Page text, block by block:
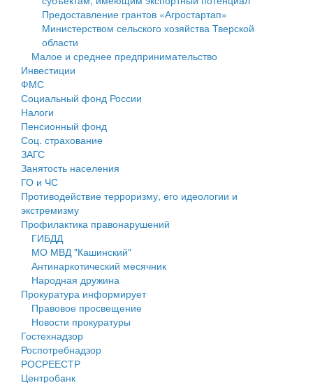
Здравоохранение
Социальная защита
Фотоальбом
Муниципальный контроль
Муниципальные услуги
Проекты административных регламентов
Антимонопольный комплаенс
Противодействие коррупции
среднего предпринимательства
Информационная поддержка субъектов малого и
среднего предпринимательства
Муниципальные программы
Контрольно-счетная палата
Персональные данные
Оценка регулирующего воздействия
Деятельность МУ
Нормативы градостроительного проектирования
Правила землепользования и застройки
Генеральные планы
Проекты планировки территории
Собрание депутатов
Городское поселение
Предоставление грантов «Агростартап»
Министерством сельского хозяйства Тверской
области
Малое и среднее предпринимательство
Инвестиции
ФМС
Социальный фонд России
Налоги
Пенсионный фонд
Соц. страхование
ЗАГС
Занятость населения
ГО и ЧС
Противодействие терроризму, его идеологии и
экстремизму
Профилактика правонарушений
ГИБДД
МО МВД "Кашинский"
Антинаркотический месячник
Народная дружина
Прокуратура информирует
Правовое просвещение
Новости прокуратуры
Гостехнадзор
Роспотребнадзор
РОСРЕЕСТР
Центробанк